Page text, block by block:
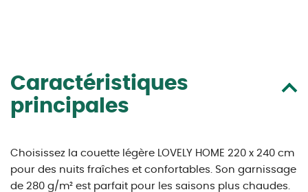
Caractéristiques
principales
Choisissez la couette légère LOVELY HOME 220 x 240 cm
pour des nuits fraîches et confortables. Son garnissage
de 280 g/m² est parfait pour les saisons plus chaudes.